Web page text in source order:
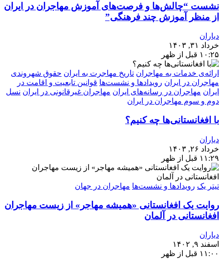
نشست “چالش‌ها و فرصت‌های آموزش مهاجران در ایران
از منظر آموزش چند فرهنگی”
دیاران
خرداد ۳۱, ۱۴۰۳
۱۰:۲۵ قبل از ظهر
ارائه‌ی خدمات به مهاجران تاریخ مهاجرت به ایران حقوق شهروندی
مهاجران در ایران رویدادها و نشست‌ها قوانین تابعیت و اقامت در
ایران مهاجران در رسانه‌های ایران مهاجران غیرقانونی در ایران نسل
دوم و سوم مهاجران در ایران
با افغانستانی‌ها چه کنیم؟
دیاران
خرداد ۲۶, ۱۴۰۳
۱۱:۲۹ قبل از ظهر
تیتر یک رویدادها و نشست‌ها مهاجران در جهان
روایت یک افغانستانی «همیشه مهاجر» از زیست مهاجران
افغانستانی در آلمان
دیاران
اسفند ۹, ۱۴۰۲
۱۱:۰۰ قبل از ظهر